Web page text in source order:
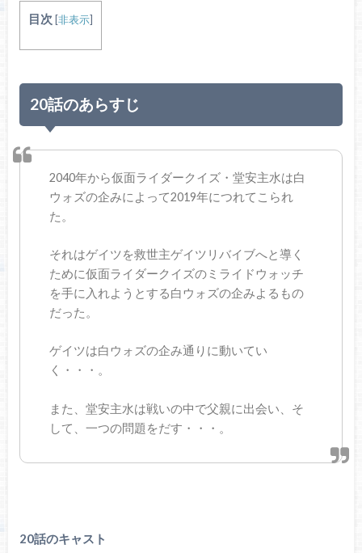
目次 [非表示]
20話のあらすじ
2040年から仮面ライダークイズ・堂安主水は白
ウォズの企みによって2019年につれてこられ
た。
それはゲイツを救世主ゲイツリバイブへと導く
ために仮面ライダークイズのミライドウォッチ
を手に入れようとする白ウォズの企みよるもの
だった。
ゲイツは白ウォズの企み通りに動いてい
く・・・。
また、堂安主水は戦いの中で父親に出会い、そ
して、一つの問題をだす・・・。
20話のキャスト